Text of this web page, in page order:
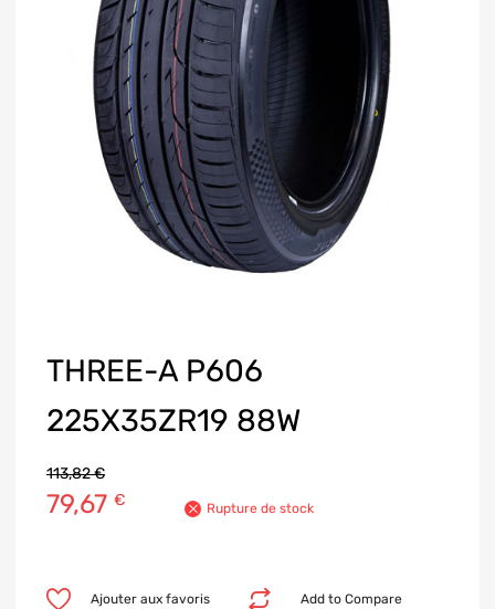
THREE-A P606
225X35ZR19 88W
113,82€
79,67 € Rupture de stock
Add to Compare
Ajouter aux favoris